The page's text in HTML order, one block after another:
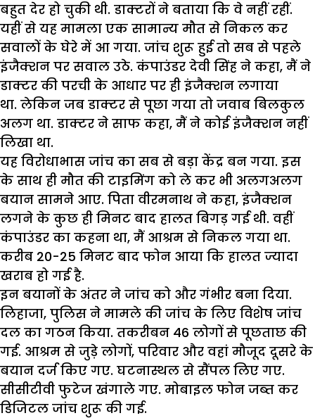
बहुत देर हो चुकी थी. डाक्टरों ने बताया कि वे नहीं रहीं.
यहीं से यह मामला एक सामान्य मौत से निकल कर
सवालों के घेरे में आ गया. जांच शुरू हुई तो सब से पहले
इंजैक्शन पर सवाल उठे. कंपाउंडर देवी सिंह ने कहा, मैं ने
डाक्टर की परची के आधार पर ही इंजैक्शन लगाया
था. लेकिन जब डाक्टर से पूछा गया तो जवाब बिलकुल
अलग था. डाक्टर ने साफ कहा, मैं ने कोई इंजैक्शन नहीं
लिखा था.
यह विरोधाभास जांच का सब से बड़ा केंद्र बन गया. इस
के साथ ही मौत की टाइमिंग को ले कर भी अलगअलग
बयान सामने आए. पिता वीरमनाथ ने कहा, इंजैक्शन
लगने के कुछ ही मिनट बाद हालत बिगड़ गई थी. वहीं
कंपाउंडर का कहना था, मैं आश्रम से निकल गया था.
करीब 20-25 मिनट बाद फोन आया कि हालत ज्यादा
खराब हो गई है.
इन बयानों के अंतर ने जांच को और गंभीर बना दिया.
लिहाजा, पुलिस ने मामले की जांच के लिए विशेष जांच
दल का गठन किया. तकरीबन 46 लोगों से पूछताछ की
गई. आश्रम से जुड़े लोगों, परिवार और वहां मौजूद दूसरे के
बयान दर्ज किए गए. घटनास्थल से सैंपल लिए गए.
सीसीटीवी फुटेज खंगाले गए. मोबाइल फोन जब्त कर
डिजिटल जांच शुरू की गई.